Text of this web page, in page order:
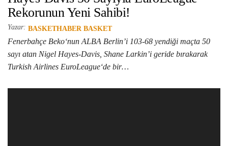
Rekorunun Yeni Sahibi!
Yazar: BASKETHABER BASKET
Fenerbahçe Beko‘nun ALBA Berlin’i 103-68 yendiği maçta 50
sayı atan Nigel Hayes-Davis, Shane Larkin’i geride bırakarak
Turkish Airlines EuroLeague‘de bir…